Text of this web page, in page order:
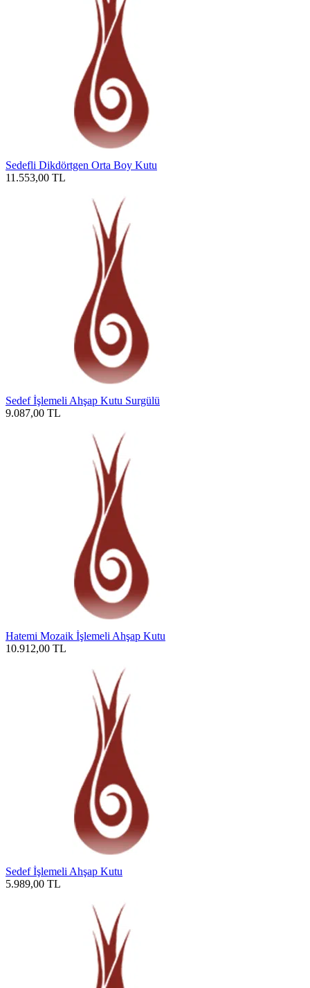
Sedefli Dikdörtgen Orta Boy Kutu
11.553,00 TL
Sedef İşlemeli Ahşap Kutu Surgülü
9.087,00 TL
Hatemi Mozaik İşlemeli Ahşap Kutu
10.912,00 TL
Sedef İşlemeli Ahşap Kutu
5.989,00 TL